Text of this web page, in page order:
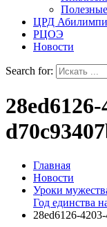
ЦРД
РЦОЭ
Новости
Search for:
Главная
Новости
Уроки
Год единства
28ed6126-